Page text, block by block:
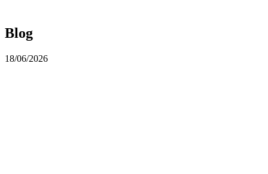
Blog
18/06/2026